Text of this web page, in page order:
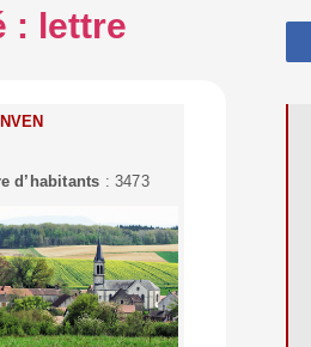
: lettre
d’habitants : 3473